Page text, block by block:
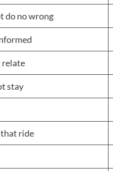
do no wrong
relate
stay
that ride